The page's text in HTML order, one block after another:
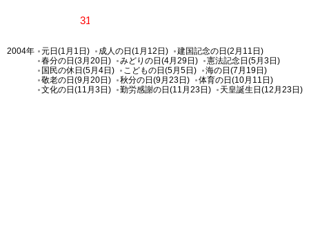
31
2004年 元日(1月1日) 成人の日(1月12日)
建国記念の日(2月11日)
春分の日(3月20日)
みどりの日(4月29日)
憲法記念日(5月3日)
国民の休日(5月4日)
こどもの日(5月5日)
海の日(7月19日)
敬老の日(9月20日)
秋分の日(9月23日)
体育の日(10月11日)
文化の日(11月3日)
勤労感謝の日(11月23日) 天皇誕生日(12月23日)